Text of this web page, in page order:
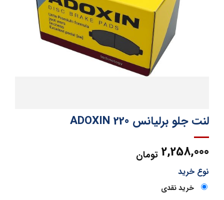
لنت جلو برلیانس 220 ADOXIN
2,258,000 تومان
نوع خرید
خرید نقدی